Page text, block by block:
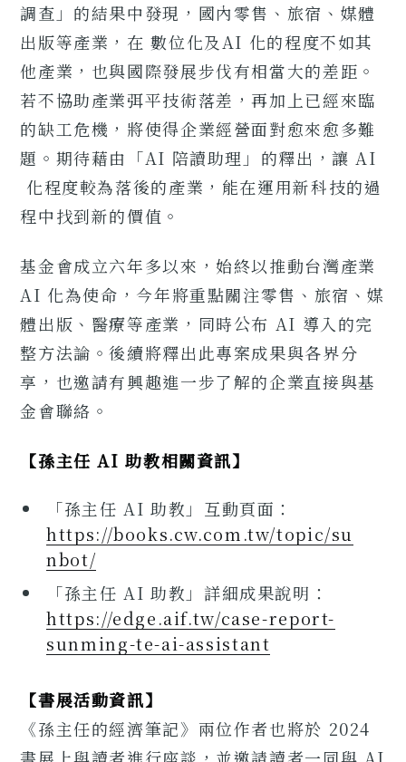
調查」的結果中發現，國內零售、旅宿、媒體
出版等產業，在 數位化及AI 化的程度不如其
他產業，也與國際發展步伐有相當大的差距。
若不協助產業弭平技術落差，再加上已經來臨
的缺工危機，將使得企業經營面對愈來愈多難
題。期待藉由「AI 陪讀助理」的釋出，讓 AI
化程度較為落後的產業，能在運用新科技的過
程中找到新的價值。
基金會成立六年多以來，始終以推動台灣產業
AI 化為使命，今年將重點關注零售、旅宿、媒
體出版、醫療等產業，同時公布 AI 導入的完
整方法論。後續將釋出此專案成果與各界分
享，也邀請有興趣進一步了解的企業直接與基
金會聯絡。
【孫主任 AI 助教相關資訊】
「孫主任 AI 助教」互動頁面：
https://books.cw.com.tw/topic/su
nbot/
「孫主任 AI 助教」詳細成果說明：
https://edge.aif.tw/case-report-
sunming-te-ai-assistant
【書展活動資訊】
《孫主任的經濟筆記》兩位作者也將於 2024